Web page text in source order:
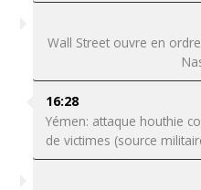
Wall Street ouvre en
16:28
Yémen: attaque houthie
de victimes (source